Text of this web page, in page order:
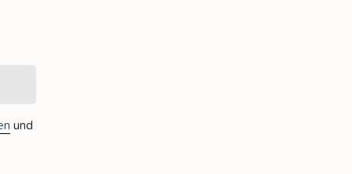
und